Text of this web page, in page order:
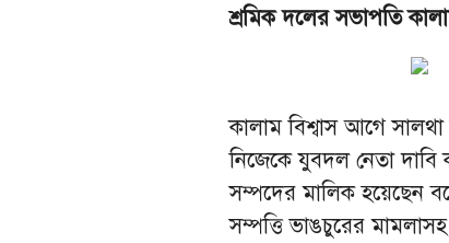
শ্রমিক দলের সভাপতি
কালাম বিশ্বাস আগে
নিজেকে যুবদল নেতা
সম্পদের মালিক হয়েছেন
সম্পত্তি ভাঙচুরের